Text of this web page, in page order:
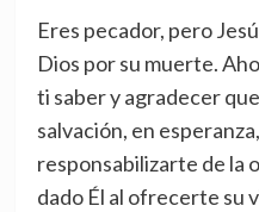
Eres pecador, pero
Dios por su muerte.
ti saber y agradecer
salvación, en
responsabilizarte de la
dado Él al ofrecerte su